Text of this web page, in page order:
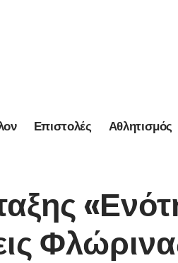
Επιστολές Αθλητισμός